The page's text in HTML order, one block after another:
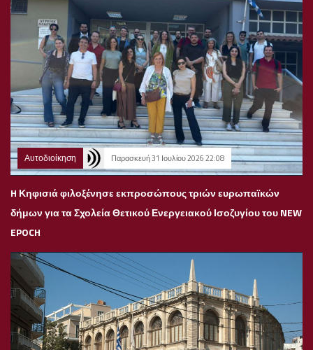
Αυτοδιοίκηση Παρασκευή 31 Ιουλίου 2026 22:08
H Κηφισιά φιλοξένησε εκπροσώπους τριών ευρωπαϊκών
δήμων για τα Σχολεία Θετικού Ενεργειακού Ισοζυγίου του NEW
EPOCH